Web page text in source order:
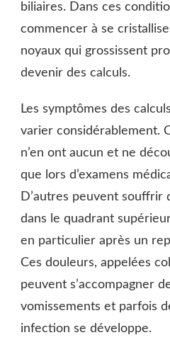
biliaires. Dans ces
commencer à se
noyaux qui grossissent
devenir des calculs.
Les symptômes des
varier considérablement.
n’en ont aucun et ne
que lors d’examens
D’autres peuvent souffrir
dans le quadrant
en particulier après un
Ces douleurs, appelées
peuvent s’accompagner
vomissements et parfois
infection se développe.